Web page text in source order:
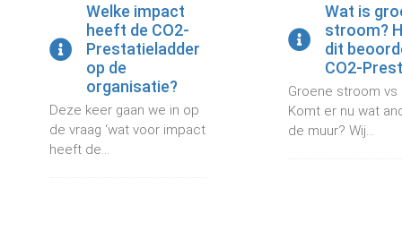
Welke impact
heeft de CO2-
Prestatieladder
op de
organisatie?
Deze keer gaan we in op
de vraag ‘wat voor impact
heeft de...
Wat is
stroom?
dit
CO2-
Groene stroom
Komt er nu wat
de muur? Wij...